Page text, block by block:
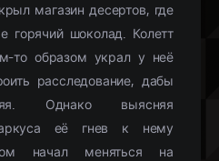
магазин десертов, где
горячий шоколад. Колетт
то образом украл у неё
расследование, дабы
Однако выясняя
её гнев к нему
начал меняться на